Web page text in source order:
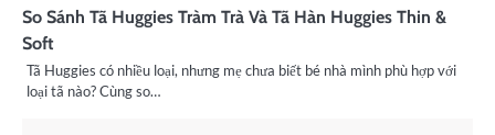
So Sánh Tã Huggies Tràm Trà Và Tã Hàn Huggies Thin &
Soft
Tã Huggies có nhiều loại, nhưng mẹ chưa biết bé nhà mình phù hợp với
loại tã nào? Cùng so…